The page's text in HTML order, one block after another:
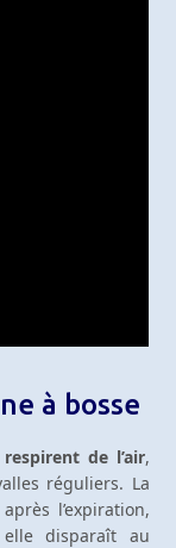
à bosse
de l’air,
réguliers. La
l’expiration,
disparaît au